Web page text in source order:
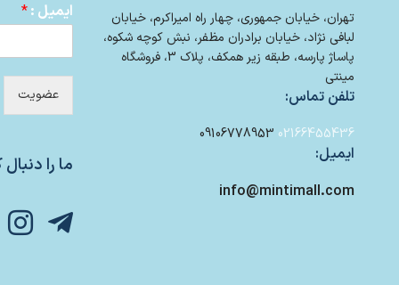
تهران، خیابان جمهوری، چهار راه امیراکرم، خیابان
لبافی نژاد، خیابان برادران مظفر، نبش کوچه شکوه،
پاساژ پارسه، طبقه زیر همکف، پلاک 3، فروشگاه
مینتی
تلفن تماس:
02166455436
09106778953
ایمیل:
info@mintimall.com
ایمیل :*
عضویت
ما را